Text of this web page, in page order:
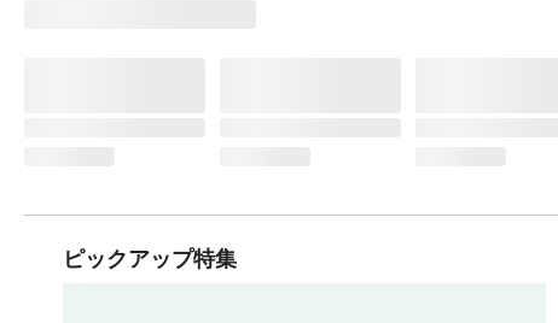
ピックアップ特集